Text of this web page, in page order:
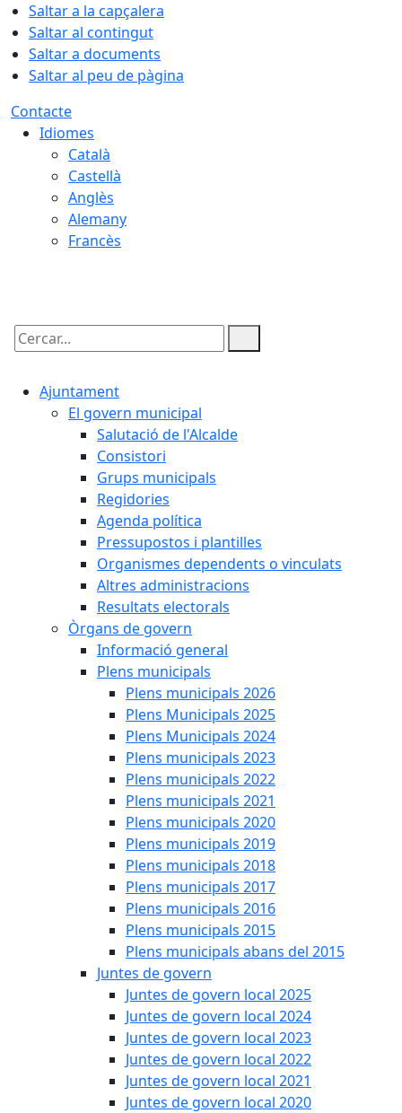
Saltar a la capçalera
Saltar al contingut
Saltar a documents
Saltar al peu de pàgina
Contacte
Idiomes
Català
Castellà
Anglès
Alemany
Francès
Cercar:
Ajuntament
El govern municipal
Salutació de l'Alcalde
Consistori
Grups municipals
Regidories
Agenda política
Pressupostos i plantilles
Organismes dependents o vinculats
Altres administracions
Resultats electorals
Òrgans de govern
Informació general
Plens municipals
Plens municipals 2026
Plens Municipals 2025
Plens Municipals 2024
Plens municipals 2023
Plens municipals 2022
Plens municipals 2021
Plens municipals 2020
Plens municipals 2019
Plens municipals 2018
Plens municipals 2017
Plens municipals 2016
Plens municipals 2015
Plens municipals abans del 2015
Juntes de govern
Juntes de govern local 2025
Juntes de govern local 2024
Juntes de govern local 2023
Juntes de govern local 2022
Juntes de govern local 2021
Juntes de govern local 2020